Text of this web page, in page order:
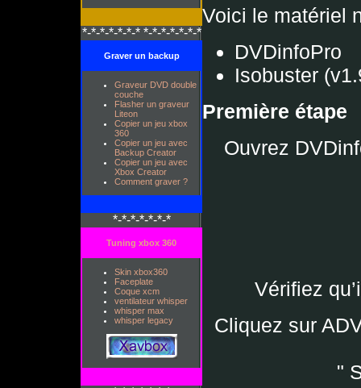
*-*-*-*-*-*-* *-*-*-*-*-*-*
Graver un backup
Graveur DVD double
couche
Flasher un graveur
Liteon
Copier un jeu xbox
360
Copier un jeu avec
Backup Creator
Copier un jeu avec
Xbox Creator
Comment graver ?
*-*-*-*-*-*-*
Tuning xbox 360
Skin xbox360
Faceplate
Coque xcm
ventilateur whisper
whisper max
whisper legacy
Voici le matériel
DVDinfoPro
Isobuster
Première étape
Ouvrez
Vérifiez
Cliquez sur
"